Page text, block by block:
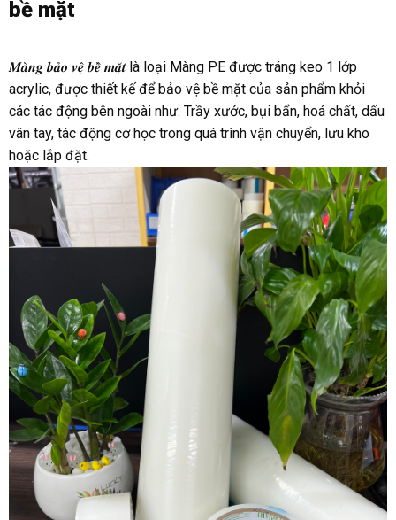
bề mặt
𝑴𝒂̀𝒏𝒈 𝒃𝒂̉𝒐 𝒗𝒆̣̂ 𝒃𝒆̂̀ 𝒎𝒂̣̆𝒕 là loại Màng PE được tráng keo 1 lớp
acrylic, được thiết kế để bảo vệ bề mặt của sản phẩm khỏi
các tác động bên ngoài như: Trầy xước, bụi bẩn, hoá chất, dấu
vân tay, tác động cơ học trong quá trình vận chuyển, lưu kho
hoặc lắp đặt.